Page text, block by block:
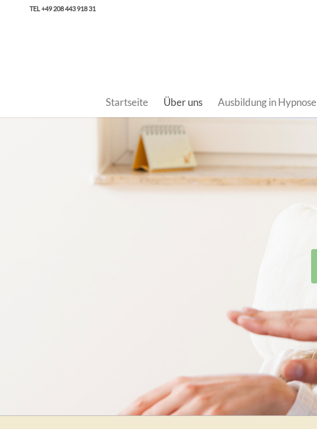
TEL +49 208 443 918 31
Startseite Über uns Ausbildung in Hypnose